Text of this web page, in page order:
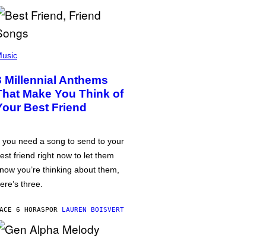
Millennial Anthems
Make You Think of
Best Friend
you need a song to send to your
friend right now to let them
you’re thinking about them,
three.
6 HORASPOR LAUREN BOISVERT